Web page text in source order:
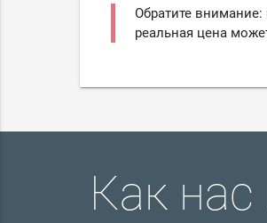
Обратите внимание:
реальная цена
Как нас